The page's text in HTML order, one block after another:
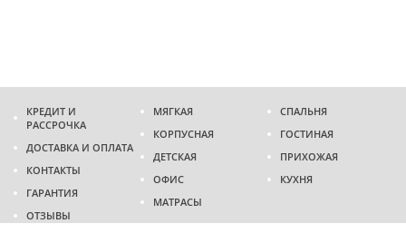
КРЕДИТ И
РАССРОЧКА
ДОСТАВКА И ОПЛАТА
КОНТАКТЫ
ГАРАНТИЯ
ОТЗЫВЫ
МЯГКАЯ
КОРПУСНАЯ
ДЕТСКАЯ
ОФИС
МАТРАСЫ
СПАЛЬНЯ
ГОСТИНАЯ
ПРИХОЖАЯ
КУХНЯ